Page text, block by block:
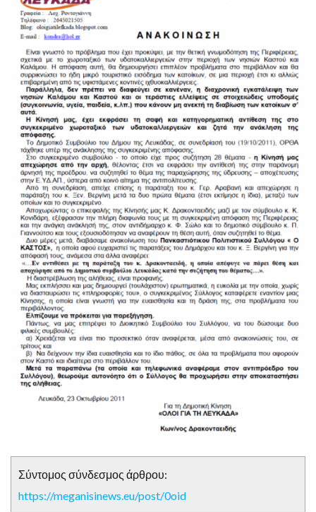
Σύντομος σύνδεσμος άρθρου:
https://meganisinews.eu/post/0oid